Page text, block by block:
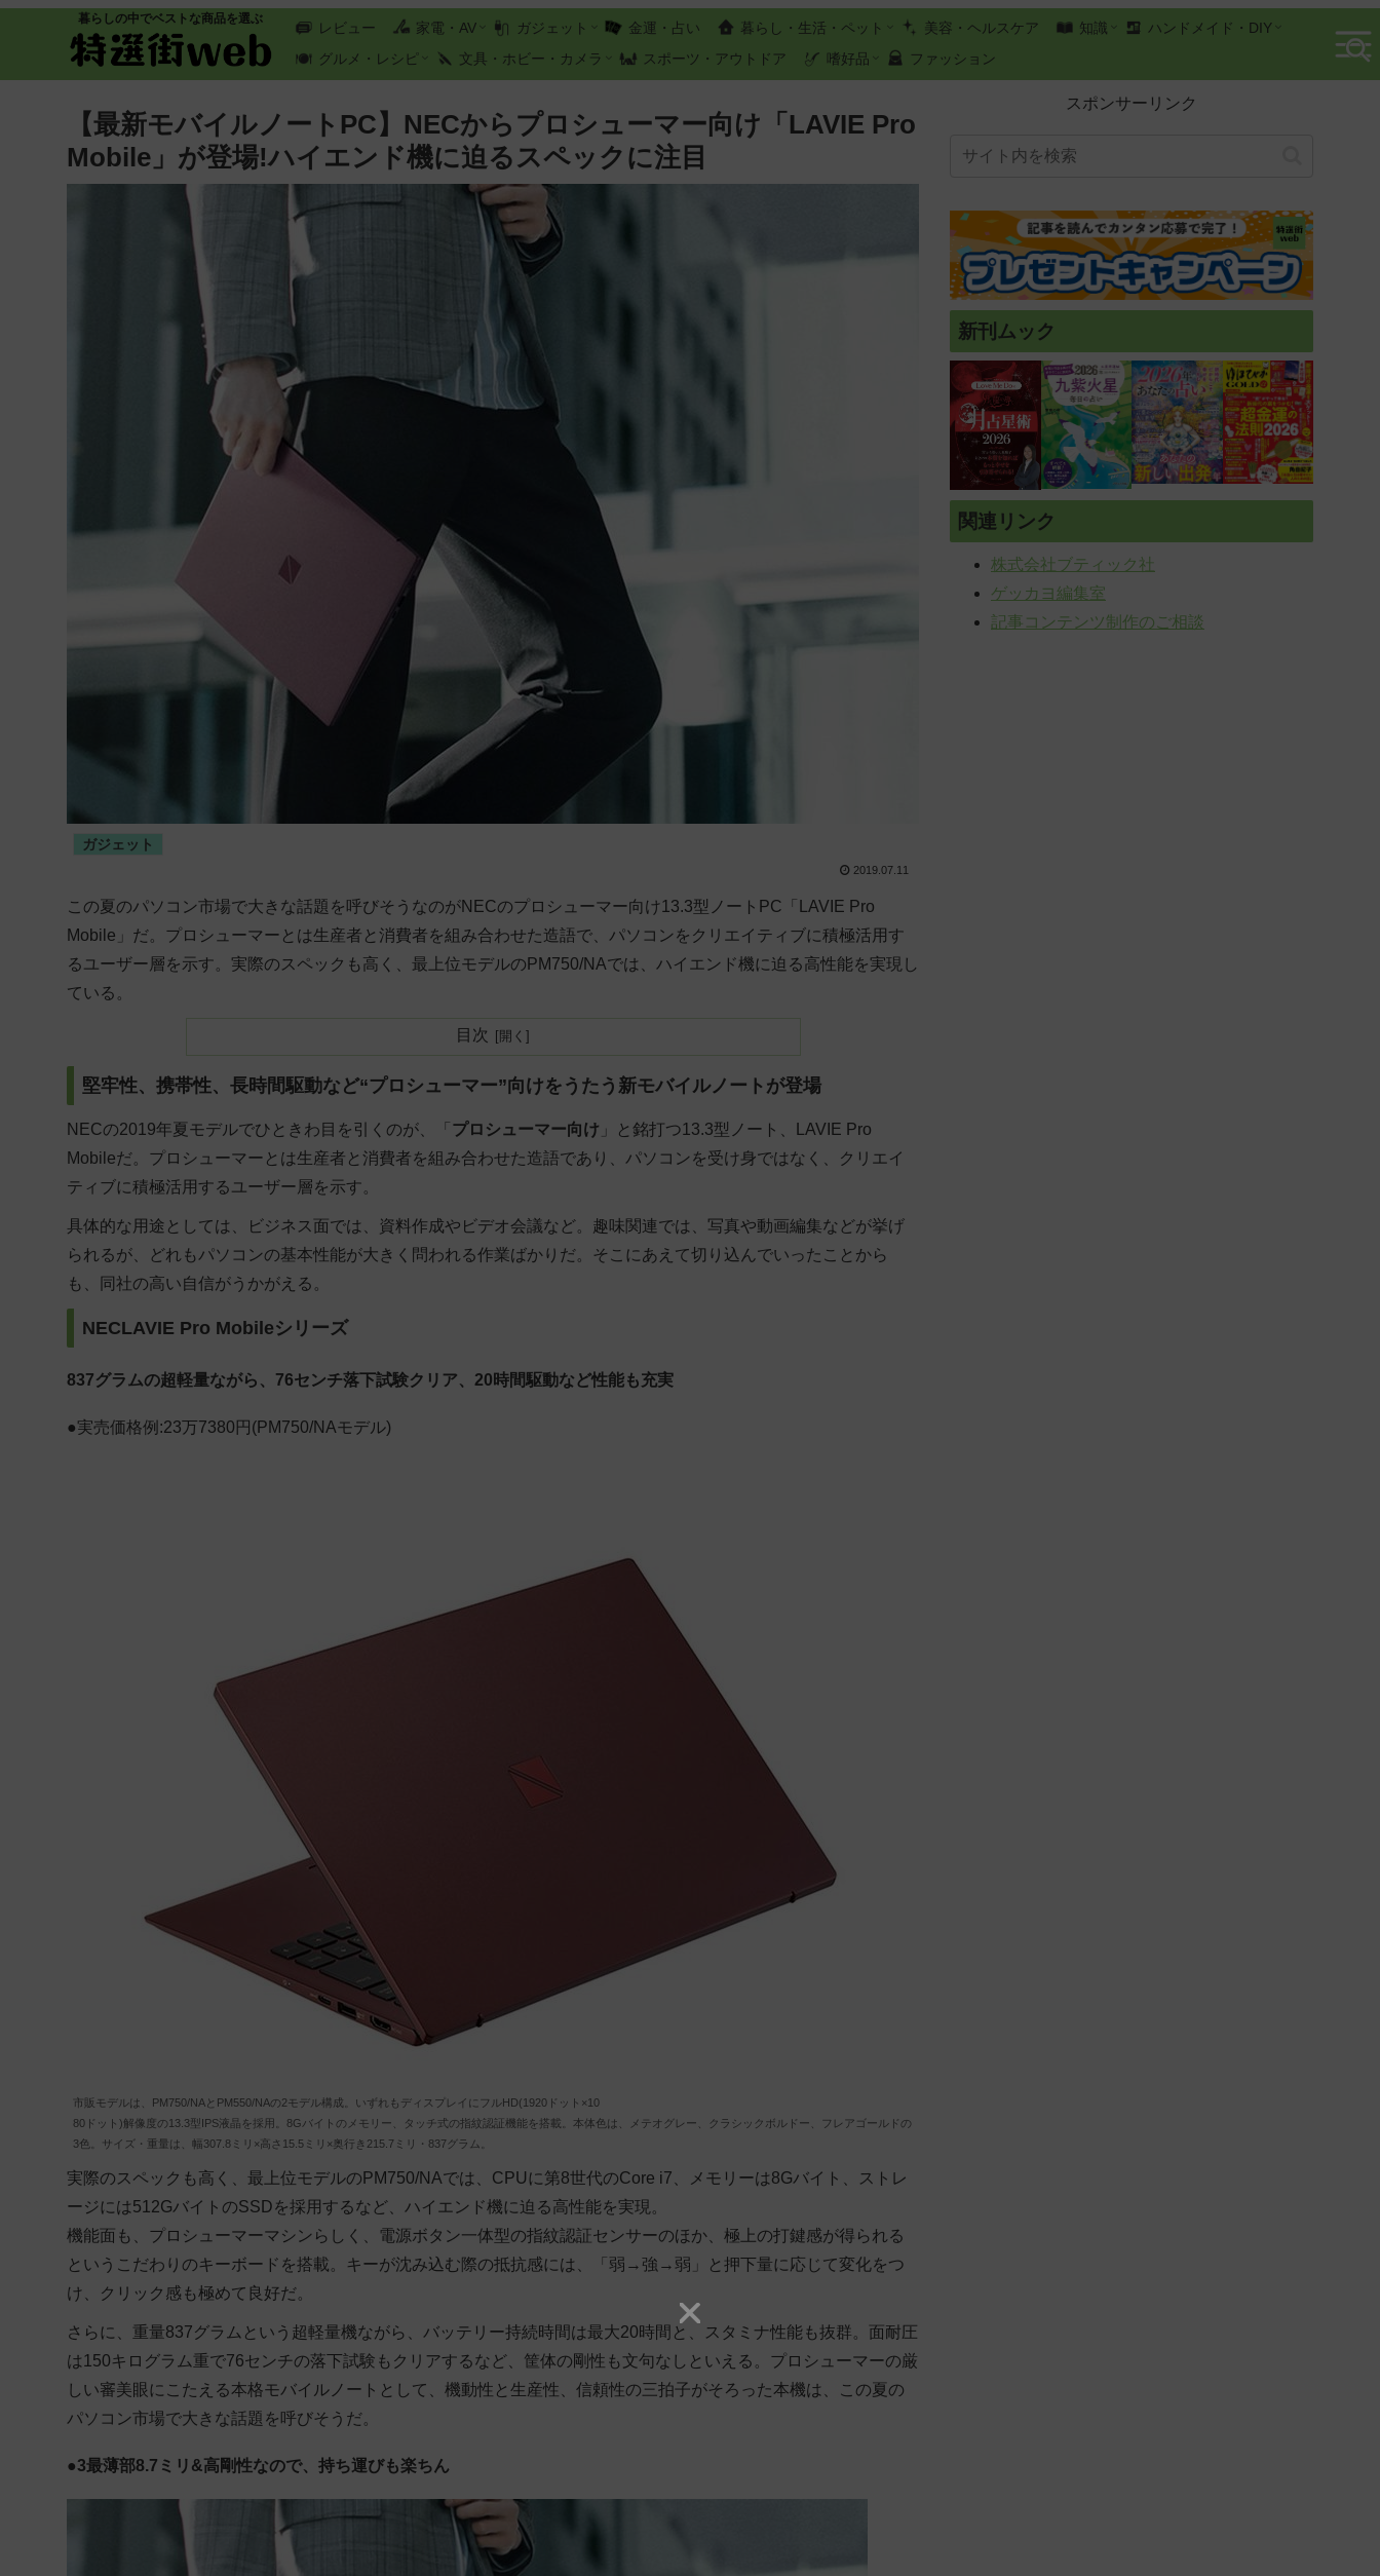
暮らしの中でベストな商品を選ぶ
レビュー 家電・AV ガジェット 金運・占い 暮らし・生活・ペット 美容・ヘルスケア 知識
ハンドメイド・DIY
グルメ・レシピ
文具・ホビー・カメラ スポーツ・アウトドア 嗜好品 ファッション
【最新モバイルノートPC】NECからプロシューマー向け「LAVIE Pro
Mobile」が登場!ハイエンド機に迫るスペックに注目
ガジェット
2019.07.11
この夏のパソコン市場で大きな話題を呼びそうなのがNECのプロシューマー向け13.3型ノートPC「LAVIE Pro
Mobile」だ。プロシューマーとは生産者と消費者を組み合わせた造語で、パソコンをクリエイティブに積極活用す
るユーザー層を示す。実際のスペックも高く、最上位モデルのPM750/NAでは、ハイエンド機に迫る高性能を実現し
ている。
目次
堅牢性、携帯性、長時間駆動など“プロシューマー”向けをうたう新モバイルノートが登場
NECの2019年夏モデルでひときわ目を引くのが、「 プロシューマー向け 」と銘打つ13.3型ノート、
LAVIE Pro
Mobileだ。プロシューマーとは生産者と消費者を組み合わせた造語であり、パソコンを受け身ではなく、クリエイ
ティブに積極活用するユーザー層を示す。
具体的な用途としては、ビジネス面では、資料作成やビデオ会議など。趣味関連では、写真や動画編集などが挙げ
られるが、どれもパソコンの基本性能が大きく問われる作業ばかりだ。そこにあえて切り込んでいったことから
も、同社の高い自信がうかがえる。
NECLAVIE Pro Mobileシリーズ
837グラムの超軽量ながら、76センチ落下試験クリア、20時間駆動など性能も充実
●実売価格例:23万7380円(PM750/NAモデル)
市販モデルは、PM750/NAとPM550/NAの2モデル構成。いずれもディスプレイにフルHD(1920ドット×10
80ドット)解像度の13.3型IPS液晶を採用。8Gバイトのメモリー、タッチ式の指紋認証機能を搭載。本体色は、メテオグレー、クラシックボルドー、フレアゴールドの
3色。サイズ・重量は、幅307.8ミリ×高さ15.5ミリ×奥行き215.7ミリ・837グラム。
実際のスペックも高く、最上位モデルのPM750/NAでは、CPUに第8世代のCore i7、メモリーは8Gバイト、ストレ
ージには512GバイトのSSDを採用するなど、ハイエンド機に迫る高性能を実現。
機能面も、プロシューマーマシンらしく、電源ボタン一体型の指紋認証センサーのほか、極上の打鍵感が得られる
というこだわりのキーボードを搭載。キーが沈み込む際の抵抗感には、「弱→強→弱」と押下量に応じて変化をつ
け、クリック感も極めて良好だ。
さらに、重量837グラムという超軽量機ながら、バッテリー持続時間は最大20時間と、スタミナ性能も抜群。面耐圧
は150キログラム重で76センチの落下試験もクリアするなど、筐体の剛性も文句なしといえる。プロシューマーの厳
しい審美眼にこたえる本格モバイルノートとして、機動性と生産性、信頼性の三拍子がそろった本機は、この夏の
パソコン市場で大きな話題を呼びそうだ。
●3最薄部8.7ミリ&高剛性なので、持ち運びも楽ちん
スポンサーリンク
新刊ムック
関連リンク
株式会社ブティック社
ゲッカヨ編集室
記事コンテンツ制作のご相談